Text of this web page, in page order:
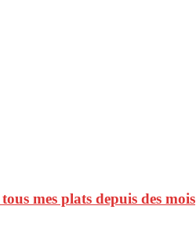
mes plats depuis des mois